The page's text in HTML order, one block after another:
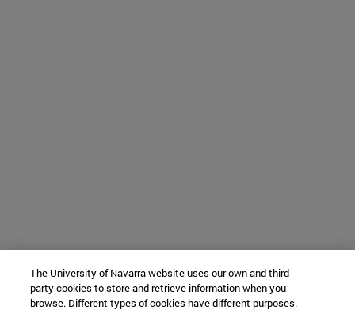
The University of Navarra website uses our own and third-
party cookies to store and retrieve information when you
browse. Different types of cookies have different purposes.